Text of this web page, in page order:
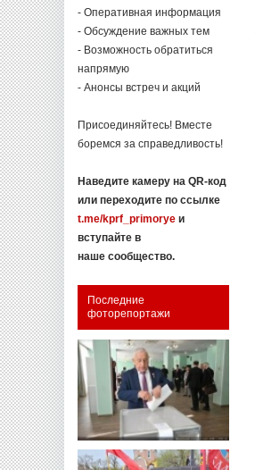
- Оперативная информация
- Обсуждение важных тем
- Возможность обратиться
напрямую
- Анонсы встреч и акций
Присоединяйтесь! Вместе
боремся за справедливость!
Наведите камеру на QR-код
или переходите по ссылке
t.me/kprf_primorye и
вступайте в
наше сообщество.
Последние
фоторепортажи